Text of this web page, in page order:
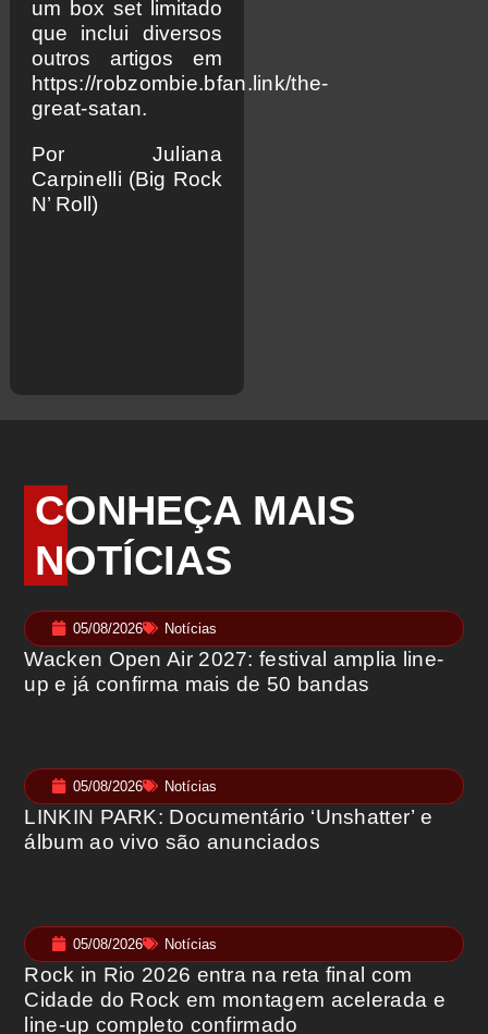
um box set limitado
que inclui diversos
outros artigos em
https://robzombie.bfan.link/the-
great-satan.
Por Juliana
Carpinelli (Big Rock
N’ Roll)
CONHEÇA MAIS
NOTÍCIAS
05/08/2026 Notícias
Wacken Open Air 2027: festival amplia line-
up e já confirma mais de 50 bandas
05/08/2026 Notícias
LINKIN PARK: Documentário ‘Unshatter’ e
álbum ao vivo são anunciados
05/08/2026 Notícias
Rock in Rio 2026 entra na reta final com
Cidade do Rock em montagem acelerada e
line-up completo confirmado